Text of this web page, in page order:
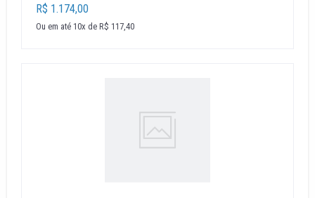
R$ 1.174,00
Ou em até 10x de R$ 117,40